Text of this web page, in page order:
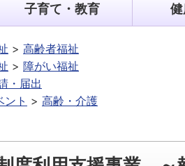
子育て・教育
高齢者福祉
障がい福祉
・届出
ント
高齢・介護